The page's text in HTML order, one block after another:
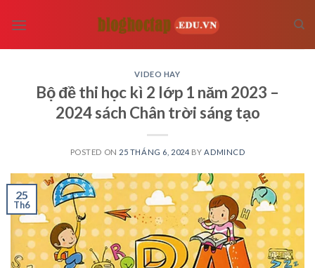
VIDEO HAY
Bộ đề thi học kì 2 lớp 1 năm 2023 –
2024 sách Chân trời sáng tạo
POSTED ON 25 THÁNG 6, 2024 BY ADMINCD
25
Th6